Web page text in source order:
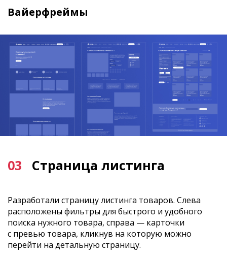
Вайерфреймы
03 Страница листинга
Разработали страницу листинга товаров. Слева
расположены фильтры для быстрого и удобного
поиска нужного товара, справа — карточки
с превью товара, кликнув на которую можно
перейти на детальную страницу.